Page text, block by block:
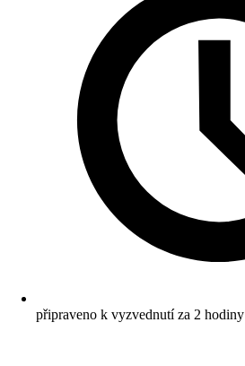
připraveno k vyzvednutí za 2 hodiny